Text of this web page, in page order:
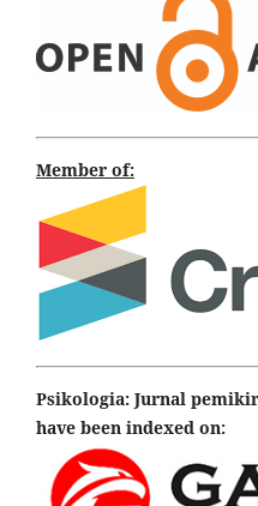
Member of:
Psikologia: Jurnal
have been indexed on: